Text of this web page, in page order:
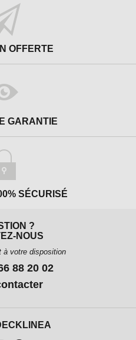
OFFERTE
GARANTIE
SÉCURISÉ
?
NOUS
à votre disposition
88 20 02